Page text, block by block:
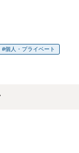
個人・プライベート